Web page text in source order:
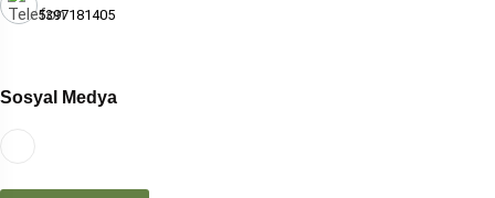
5397181405
Sosyal Medya